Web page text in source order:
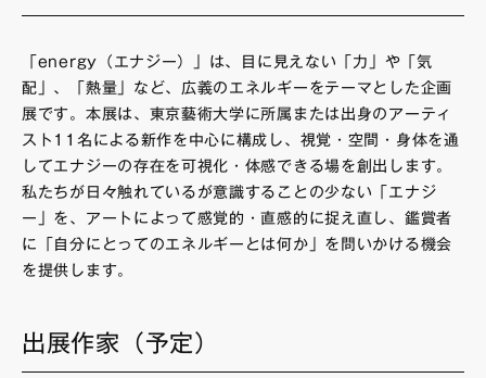
「energy（エナジー）」は、目に見えない「力」や「気
配」、「熱量」など、広義のエネルギーをテーマとした企画
展です。本展は、東京藝術大学に所属または出身のアーティ
スト11名による新作を中心に構成し、視覚・空間・身体を通
してエナジーの存在を可視化・体感できる場を創出します。
私たちが日々触れているが意識することの少ない「エナジ
ー」を、アートによって感覚的・直感的に捉え直し、鑑賞者
に「自分にとってのエネルギーとは何か」を問いかける機会
を提供します。
出展作家（予定）